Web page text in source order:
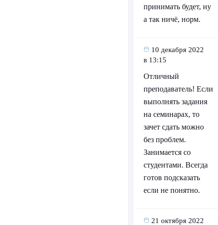
принимать будет, ну
а так ничё, норм.
10 декабря 2022
в 13:15
Отличный
преподаватель! Если
выполнять задания
на семинарах, то
зачет сдать можно
без проблем.
Занимается со
студентами. Всегда
готов подсказать
если не понятно.
21 октября 2022